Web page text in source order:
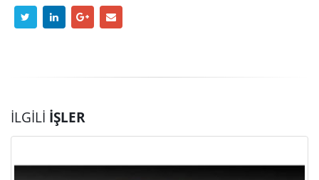
İLGILI İŞLER